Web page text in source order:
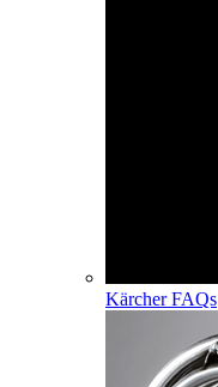
Kärcher FAQs